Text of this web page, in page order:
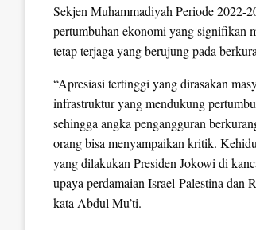
Sekjen Muhammadiyah Periode 2022-
pertumbuhan ekonomi yang signifikan
tetap terjaga yang berujung pada
“Apresiasi tertinggi yang dirasakan
infrastruktur yang mendukung
sehingga angka pengangguran
orang bisa menyampaikan kritik.
yang dilakukan Presiden Jokowi di
upaya perdamaian Israel-Palestina
kata Abdul Mu’ti.